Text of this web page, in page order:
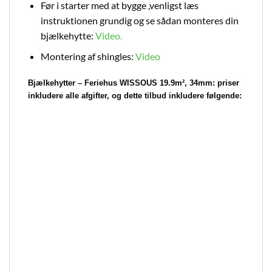
Før i starter med at bygge ,venligst læs
instruktionen grundig og se sådan monteres din
bjælkehytte: Video.
Montering af shingles: Video
Bjælkehytter – Feriehus WISSOUS 19.9m², 34mm: priser
inkludere alle afgifter, og dette tilbud inkludere følgende: